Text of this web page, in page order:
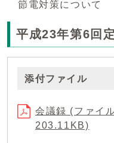
節電対策について
平成23年第6回
添付ファイル
会議録 (ファイ
203.11KB)